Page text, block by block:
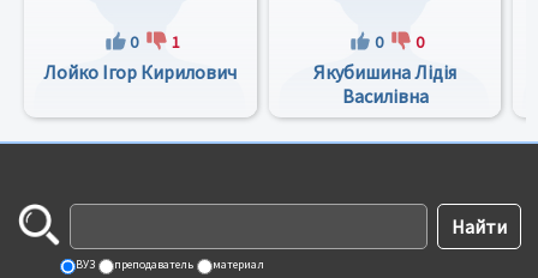
0 1
Лойко Ігор Кирилович
0 0
Якубишина Лідія
Василівна
ВУЗ преподаватель материал